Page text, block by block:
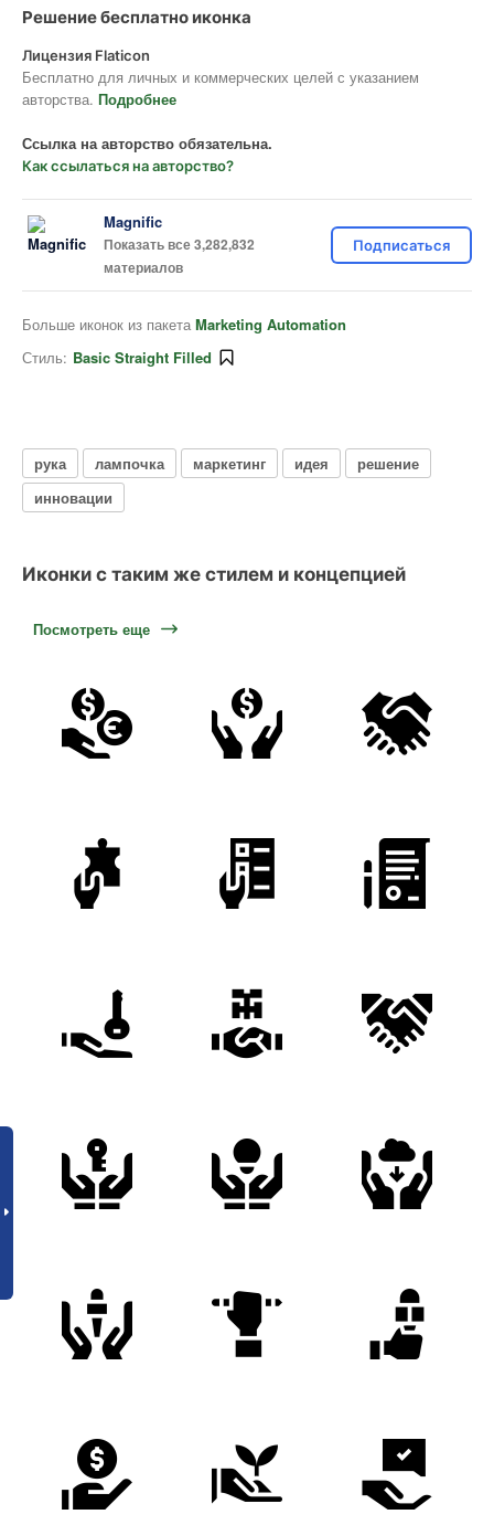
Решение бесплатно иконка
Лицензия Flaticon
Бесплатно для личных и коммерческих целей с указанием
авторства. Подробнее
Ссылка на авторство обязательна.
Как ссылаться на авторство?
Magnific
Показать все 3,282,832
материалов
Подписаться
Больше иконок из пакета Marketing Automation
Стиль: Basic Straight Filled
рука лампочка маркетинг идея
решение
инновации
Иконки с таким же стилем и концепцией
Посмотреть еще